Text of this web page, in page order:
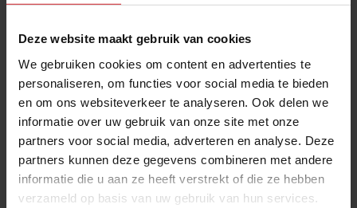
Deze website maakt gebruik van cookies
We gebruiken cookies om content en advertenties te
personaliseren, om functies voor social media te bieden
en om ons websiteverkeer te analyseren. Ook delen we
informatie over uw gebruik van onze site met onze
partners voor social media, adverteren en analyse. Deze
partners kunnen deze gegevens combineren met andere
informatie die u aan ze heeft verstrekt of die ze hebben
verzameld op basis van uw gebruik van hun services.
Macao - New York
20 april 2010| 1 min